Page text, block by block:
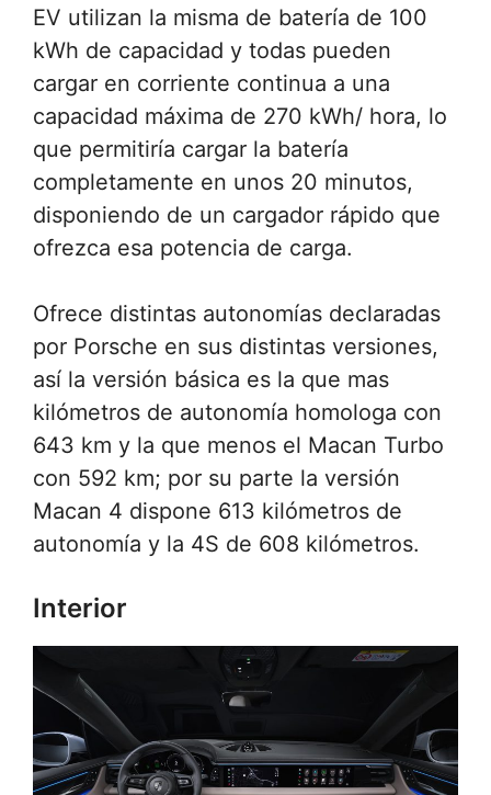
EV utilizan la misma de batería de 100
kWh de capacidad y todas pueden
cargar en corriente continua a una
capacidad máxima de 270 kWh/ hora, lo
que permitiría cargar la batería
completamente en unos 20 minutos,
disponiendo de un cargador rápido que
ofrezca esa potencia de carga.
Ofrece distintas autonomías declaradas
por Porsche en sus distintas versiones,
así la versión básica es la que mas
kilómetros de autonomía homologa con
643 km y la que menos el Macan Turbo
con 592 km; por su parte la versión
Macan 4 dispone 613 kilómetros de
autonomía y la 4S de 608 kilómetros.
Interior